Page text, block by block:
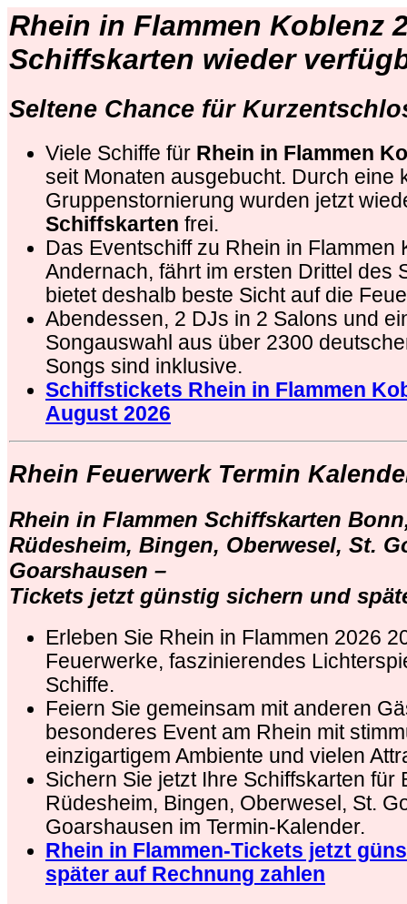
Rhein in Flammen Koblenz
Schiffskarten wieder
Seltene Chance für
Viele Schiffe für Rhein in Flammen
seit Monaten ausgebucht. Durch eine
Gruppenstornierung wurden jetzt
Schiffskarten frei.
Das Eventschiff zu Rhein in Flammen
Andernach, fährt im ersten Drittel des
bietet deshalb beste Sicht auf die
Abendessen, 2 DJs in 2 Salons und
Songauswahl aus über 2300
Songs sind inklusive.
Schiffstickets Rhein in Flammen
August 2026
Rhein Feuerwerk Termin
Rhein in Flammen Schiffskarten
Rüdesheim, Bingen, Oberwesel, St.
Goarshausen –
Tickets jetzt günstig sichern und
Erleben Sie Rhein in Flammen 2026
Feuerwerke, faszinierendes
Schiffe.
Feiern Sie gemeinsam mit anderen
besonderes Event am Rhein mit
einzigartigem Ambiente und vielen
Sichern Sie jetzt Ihre Schiffskarten für
Rüdesheim, Bingen, Oberwesel, St.
Goarshausen im Termin-Kalender.
Rhein in Flammen-Tickets jetzt
später auf Rechnung zahlen